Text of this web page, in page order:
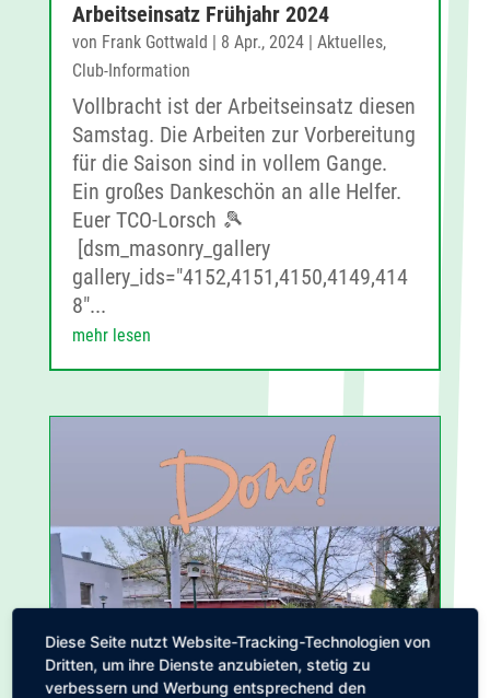
Arbeitseinsatz Frühjahr 2024
von Frank Gottwald | 8 Apr., 2024| Aktuelles,
Club-Information
Vollbracht ist der Arbeitseinsatz diesen
Samstag. Die Arbeiten zur Vorbereitung
für die Saison sind in vollem Gange.
Ein großes Dankeschön an alle Helfer.
Euer TCO-Lorsch 🎾
[dsm_masonry_gallery
gallery_ids="4152,4151,4150,4149,414
8"...
mehr lesen
Diese Seite nutzt Website-Tracking-Technologien von
Dritten, um ihre Dienste anzubieten, stetig zu
verbessern und Werbung entsprechend den